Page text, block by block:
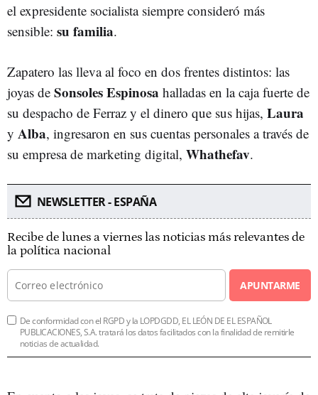
el expresidente socialista siempre consideró más
sensible: su familia.
Zapatero las lleva al foco en dos frentes distintos: las
joyas de Sonsoles Espinosa halladas en la caja fuerte de
su despacho de Ferraz y el dinero que sus hijas, Laura
y Alba, ingresaron en sus cuentas personales a través de
su empresa de marketing digital, Whathefav.
NEWSLETTER - ESPAÑA
Recibe de lunes a viernes las noticias más relevantes de
la política nacional
APUNTARME
De conformidad con el RGPD y la LOPDGDD, EL LEÓN DE EL ESPAÑOL
PUBLICACIONES, S.A. tratará los datos facilitados con la finalidad de remitirle
noticias de actualidad.